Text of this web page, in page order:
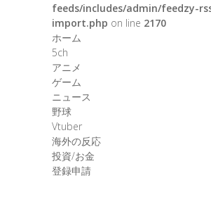
feeds/includes/admin/feedzy-
import.php on line 2170
ホーム
5ch
アニメ
ゲーム
ニュース
野球
Vtuber
海外の反応
投資/お金
登録申請